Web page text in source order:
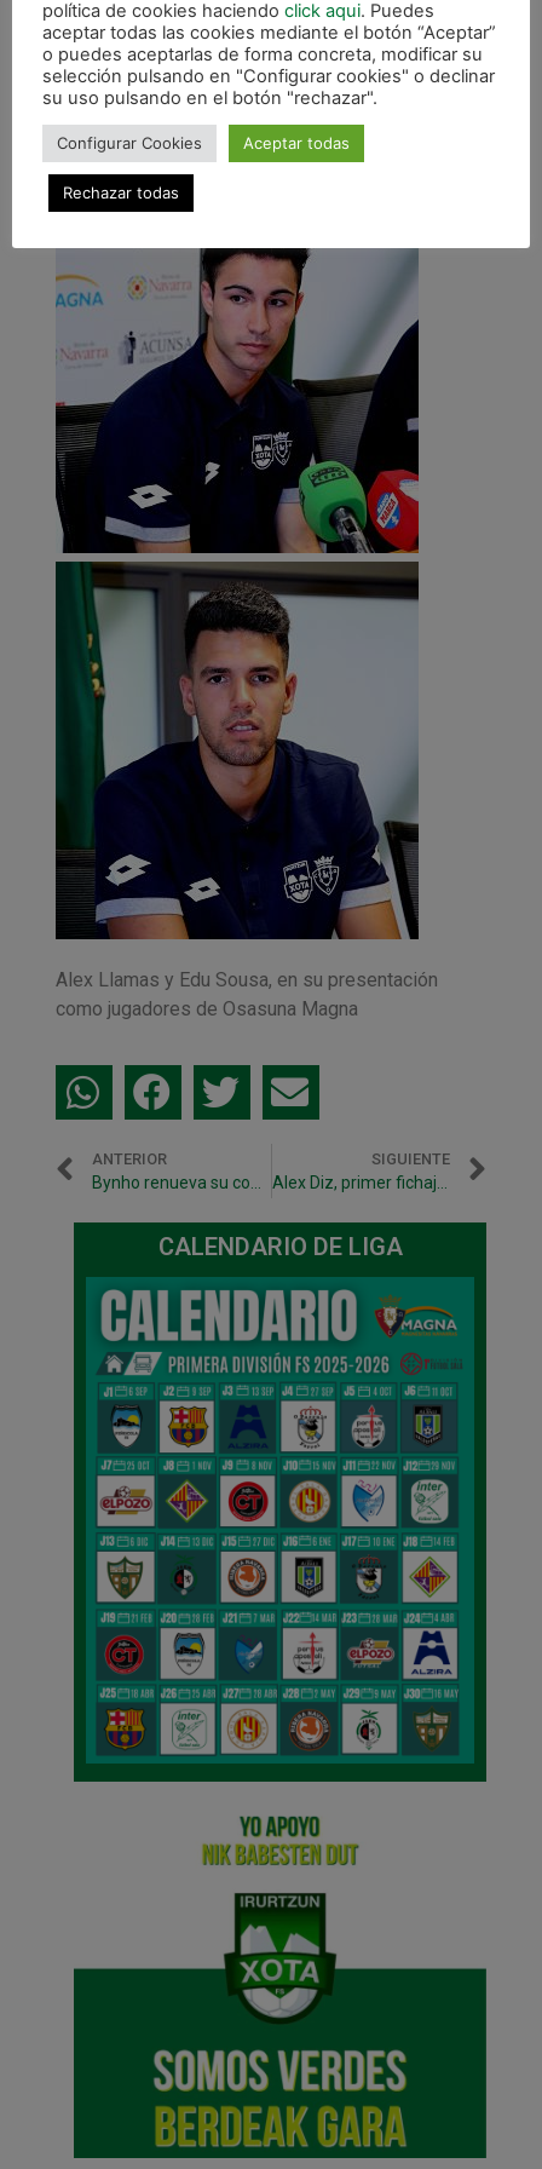
es verde”
Sobre la afición de Osasuna Magna, Edu opina
que “seguro que el próximo año daremos más
alegrías a nuestra hinchada porque han estado
espectaculares durante toda la campaña
apoyándonos en todo momento.”
Alex Llamas y Edu Sousa, en su presentación
como jugadores de Osasuna Magna
ANTERIOR SIGUIENTE
CALENDARIO DE LIGA
política de cookies haciendo click aqui. Puedes
aceptar todas las cookies mediante el botón “Aceptar”
o puedes aceptarlas de forma concreta, modificar su
selección pulsando en "Configurar cookies" o declinar
su uso pulsando en el botón "rechazar".
Configurar Cookies Aceptar todas
Rechazar todas